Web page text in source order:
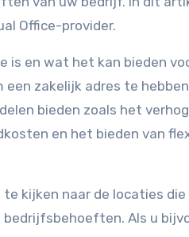
Office-provider.
is en wat het kan bieden
zakelijk adres te
bieden zoals het
en het bieden van
kijken naar de locaties die
Als u